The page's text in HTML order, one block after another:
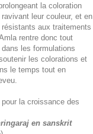
la coloration
leur couleur, et en
résistants aux traitements
rentre donc tout
les formulations
les colorations et
le temps tout en
la croissance des
en sanskrit